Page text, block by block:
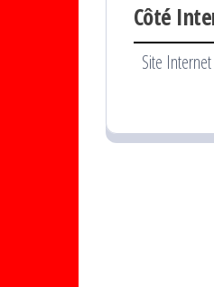
Côté
Site